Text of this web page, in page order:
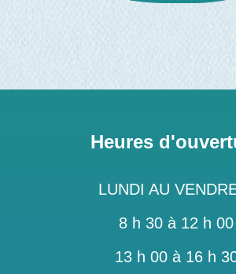
Heures
LUNDI AU
8 h 30 à 12 h 00
13 h 00 à 16 h